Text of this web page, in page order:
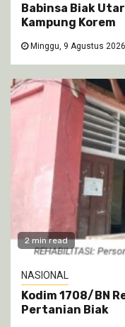
Babinsa Biak
Kampung Korem
Minggu, 9 Agustus 2026
2 min read
NASIONAL
Kodim 1708/BN
Pertanian Biak